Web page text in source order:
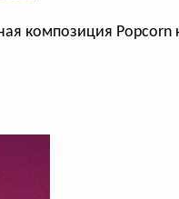
композиция Popcorn